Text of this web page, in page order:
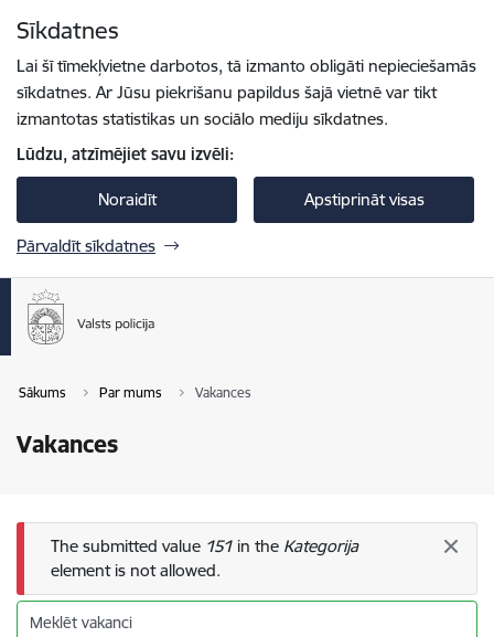
Sīkdatnes
Lai šī tīmekļvietne darbotos, tā izmanto obligāti nepieciešamās
sīkdatnes. Ar Jūsu piekrišanu papildus šajā vietnē var tikt
izmantotas statistikas un sociālo mediju sīkdatnes.
Lūdzu, atzīmējiet savu izvēli:
Noraidīt Apstiprināt visas
Pārvaldīt sīkdatnes
Sākums Par mums Vakances
Vakances
Kļūdas ziņojums
The submitted value 151 in the Kategorija
element is not allowed.
Meklēt vakanci